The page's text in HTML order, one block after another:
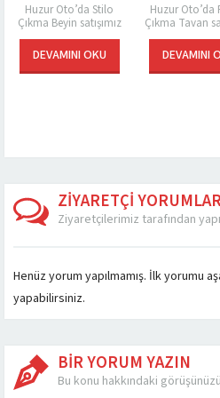
Jeep
satışımız
Dünya
bir
içinde yer
an her şey
OKU
Huzur Oto’da Stilo
Çıkma Beyin satışımız
bulunmaktadır. Beyin
bir araç için en önemli
olan parçalardan
biridir. Aracın genel
DEVAMINI OKU
ZİYARETÇİ
Ziyaretçilerimiz tarafından
Henüz yorum yapılmamış. İlk yorumu
yapabilirsiniz.
BİR YORUM YAZIN
Bu konu hakkındaki